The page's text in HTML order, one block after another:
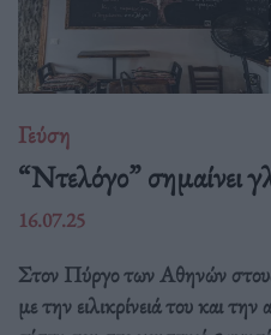
Γεύση
“Ντελόγο” σημαίνει
16.07.25
Στον Πύργο των Αθηνών
με την ειλικρίνειά του και